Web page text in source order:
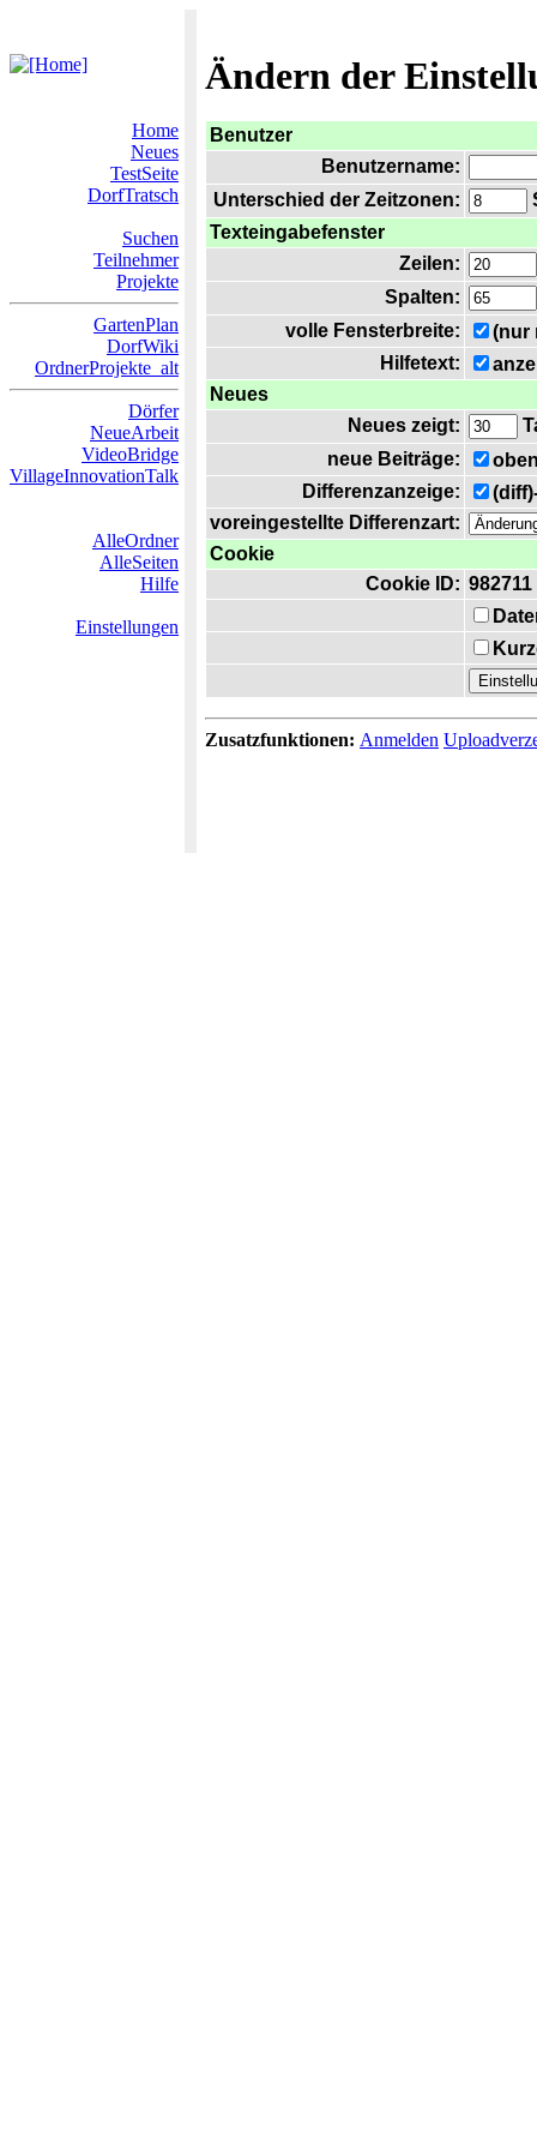
Ändern der
Home
Neues
TestSeite
DorfTratsch
Suchen
Teilnehmer
Projekte
GartenPlan
DorfWiki
OrdnerProjekte_alt
Dörfer
NeueArbeit
VideoBridge
VillageInnovationTalk
AlleOrdner
AlleSeiten
Hilfe
Einstellungen
Benutzer
Benutzername:
Unterschied der Zeitzonen:
Texteingabefenster
Zeilen:
Spalten:
volle Fensterbreite:
(nur
Hilfetext:
Neues
Neues zeigt:
neue Beiträge:
Differenzanzeige:
voreingestellte Differenzart:
Cookie
Cookie ID: 982711
Zusatzfunktionen: Anmelden